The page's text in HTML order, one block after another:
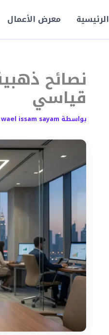
الرئيسية معرض الأعمال
نصائح
قياسي
بواسطة wael issam sayam